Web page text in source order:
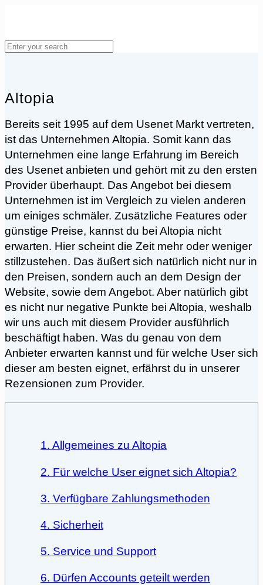
Altopia
Bereits seit 1995 auf dem Usenet Markt vertreten,
ist das Unternehmen Altopia. Somit kann das
Unternehmen eine lange Erfahrung im Bereich
des Usenet anbieten und gehört mit zu den ersten
Provider überhaupt. Das Angebot bei diesem
Unternehmen ist im Vergleich zu vielen anderen
um einiges schmäler. Zusätzliche Features oder
günstige Preise, kannst du bei Altopia nicht
erwarten. Hier scheint die Zeit mehr oder weniger
stillzustehen. Das äußert sich natürlich nicht nur in
den Preisen, sondern auch an dem Design der
Website, sowie dem Angebot. Aber natürlich gibt
es nicht nur negative Punkte bei Altopia, weshalb
wir uns auch mit diesem Provider ausführlich
beschäftigt haben. Was du genau von dem
Anbieter erwarten kannst und für welche User sich
dieser am besten eignet, erfährst du in unserer
Rezensionen zum Provider.
1. Allgemeines zu Altopia
2. Für welche User eignet sich Altopia?
3. Verfügbare Zahlungsmethoden
4. Sicherheit
5. Service und Support
6. Dürfen Accounts geteilt werden